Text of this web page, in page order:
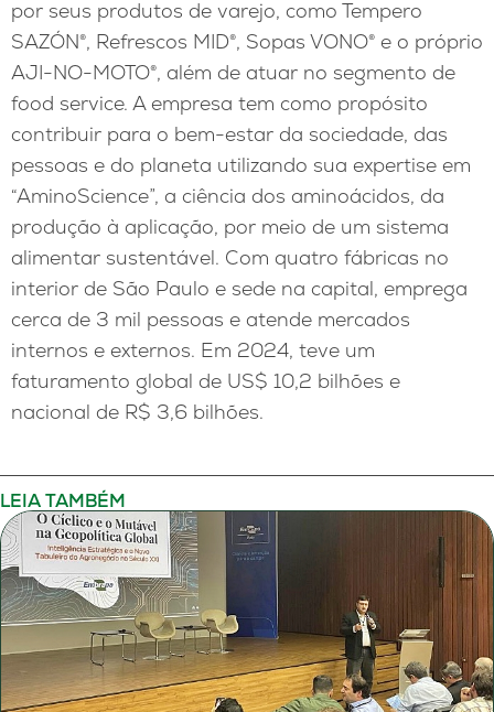
por seus produtos de varejo, como Tempero
SAZÓN®, Refrescos MID®, Sopas VONO® e o próprio
AJI-NO-MOTO®, além de atuar no segmento de
food service. A empresa tem como propósito
contribuir para o bem-estar da sociedade, das
pessoas e do planeta utilizando sua expertise em
“AminoScience”, a ciência dos aminoácidos, da
produção à aplicação, por meio de um sistema
alimentar sustentável. Com quatro fábricas no
interior de São Paulo e sede na capital, emprega
cerca de 3 mil pessoas e atende mercados
internos e externos. Em 2024, teve um
faturamento global de US$ 10,2 bilhões e
nacional de R$ 3,6 bilhões.
LEIA TAMBÉM